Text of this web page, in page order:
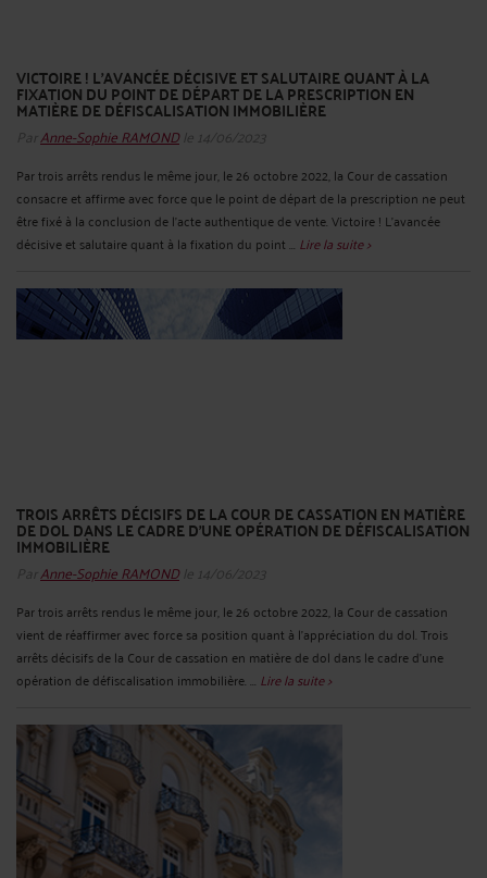
VICTOIRE ! L’AVANCÉE DÉCISIVE ET SALUTAIRE QUANT À LA
FIXATION DU POINT DE DÉPART DE LA PRESCRIPTION EN
MATIÈRE DE DÉFISCALISATION IMMOBILIÈRE
ParAnne-Sophie RAMONDle 14/06/2023
Par trois arrêts rendus le même jour, le 26 octobre 2022, la Cour de cassation
consacre et affirme avec force que le point de départ de la prescription ne peut
être fixé à la conclusion de l’acte authentique de vente. Victoire ! L’avancée
décisive et salutaire quant à la fixation du point ... Lire la suite >
TROIS ARRÊTS DÉCISIFS DE LA COUR DE CASSATION EN MATIÈRE
DE DOL DANS LE CADRE D’UNE OPÉRATION DE DÉFISCALISATION
IMMOBILIÈRE
ParAnne-Sophie RAMONDle 14/06/2023
Par trois arrêts rendus le même jour, le 26 octobre 2022, la Cour de cassation
vient de réaffirmer avec force sa position quant à l’appréciation du dol. Trois
arrêts décisifs de la Cour de cassation en matière de dol dans le cadre d’une
opération de défiscalisation immobilière. ... Lire la suite >